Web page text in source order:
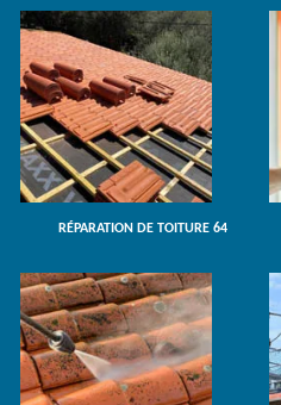
RÉPARATION DE TOITURE 64